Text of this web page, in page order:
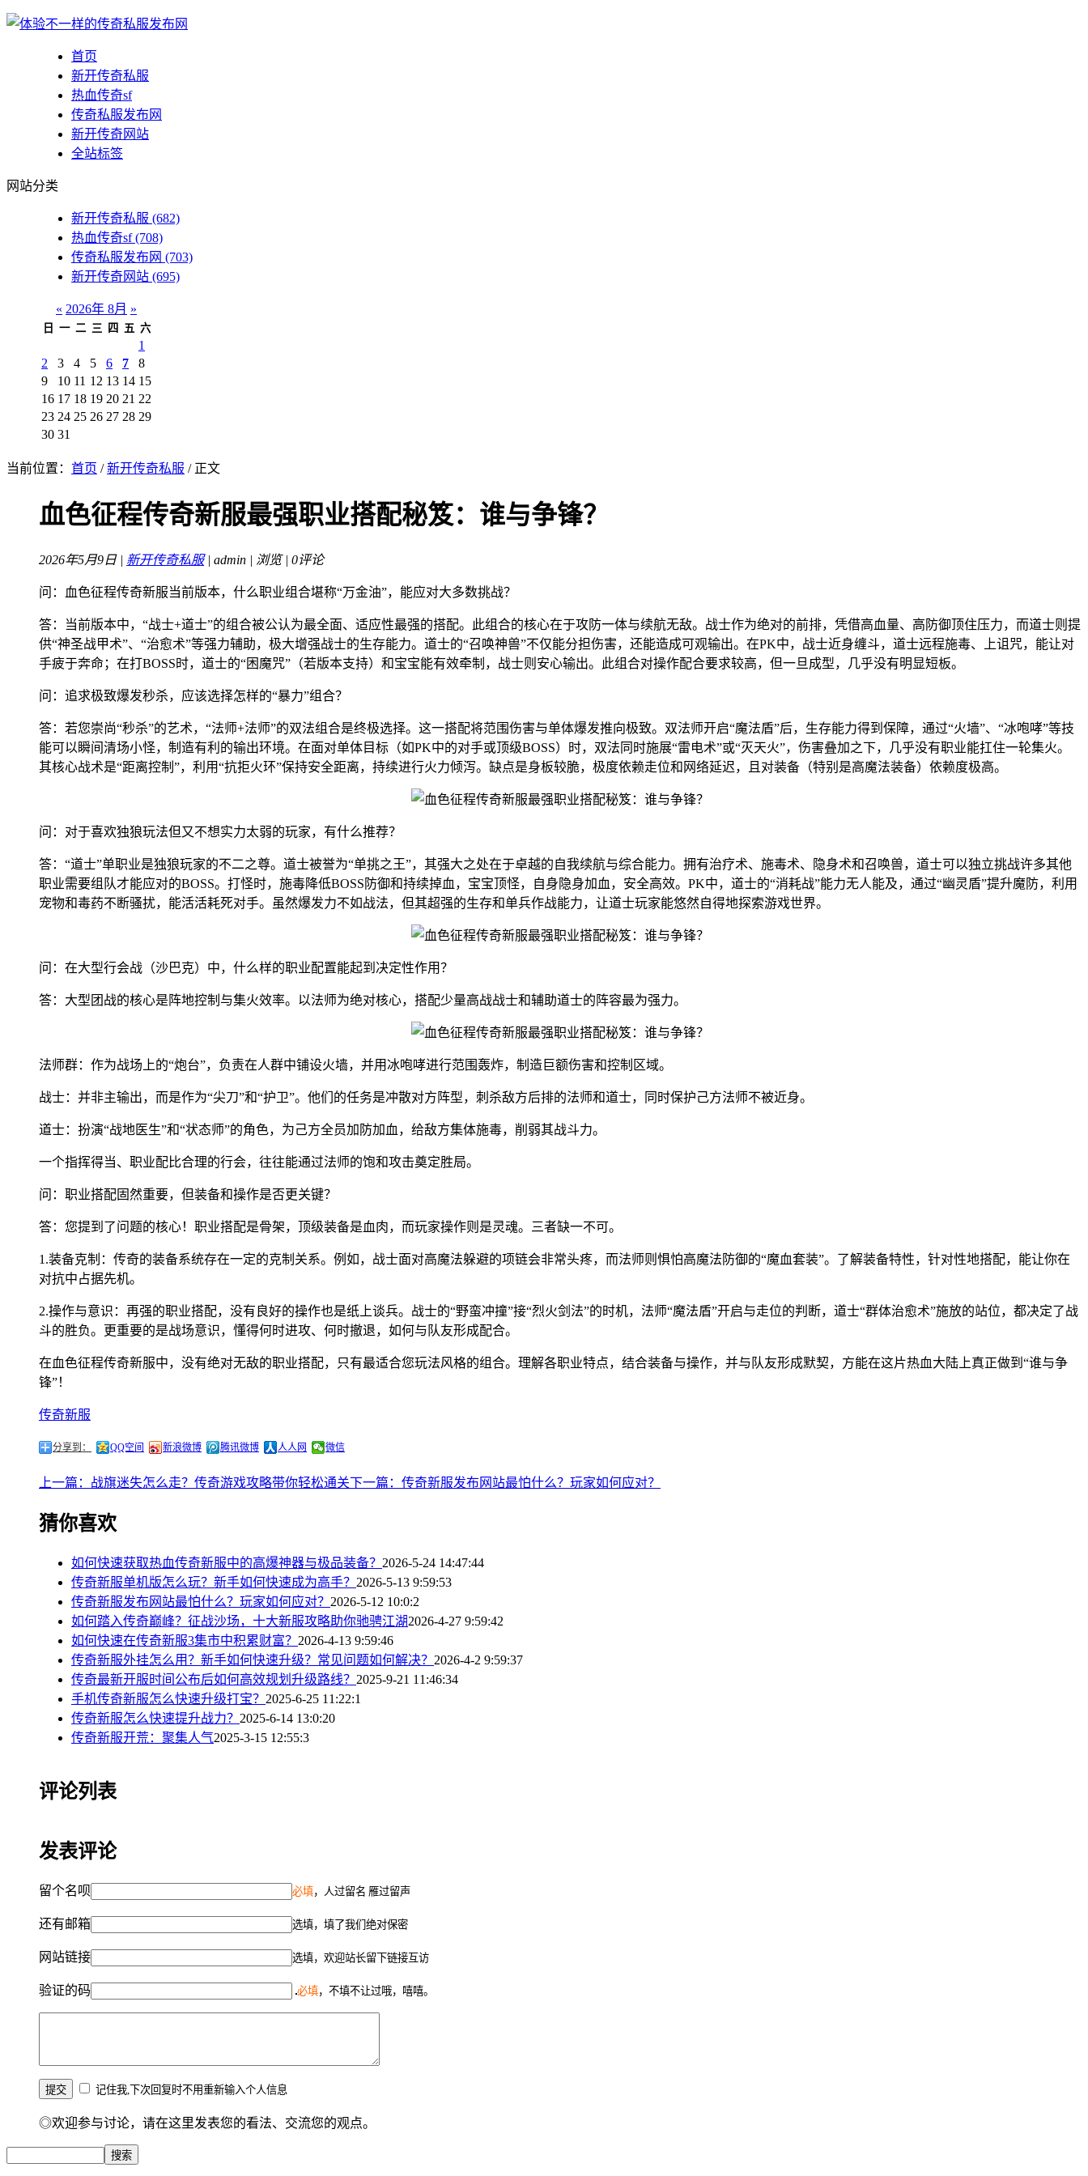
首页
新开传奇私服
热血传奇sf
传奇私服发布网
新开传奇网站
全站标签
网站分类
新开传奇私服 (682)
热血传奇sf(708)
传奇私服发布网 (703)
新开传奇网站 (695)
« 2026年 8月 »
日 一 二 三 四 五 六
1
2
3 4 5 6 7
8
9
10 11 12 13 14 15
16 17 18 19 20 21 22
23 24 25 26 27 28 29
30 31
当前位置： 首页 /新开传奇私服 / 正文
血色征程传奇新服最强职业搭配秘笈：谁与争锋？
2026年5月9日 | 新开传奇私服| admin | 浏览 | 0评论
问：血色征程传奇新服当前版本，什么职业组合堪称“万金油”，能应对大多数挑战？
答：当前版本中，“战士+道士”的组合被公认为最全面、适应性最强的搭配。此组合的核心在于攻防一体与续航无敌。战士作为绝对的前排，凭借高血量、高防御顶住压力，而道士则提
供“神圣战甲术”、“治愈术”等强力辅助，极大增强战士的生存能力。道士的“召唤神兽”不仅能分担伤害，还能造成可观输出。在PK中，战士近身缠斗，道士远程施毒、上诅咒，能让对
手疲于奔命；在打BOSS时，道士的“困魔咒”（若版本支持）和宝宝能有效牵制，战士则安心输出。此组合对操作配合要求较高，但一旦成型，几乎没有明显短板。
问：追求极致爆发秒杀，应该选择怎样的“暴力”组合？
答：若您崇尚“秒杀”的艺术，“法师+法师”的双法组合是终极选择。这一搭配将范围伤害与单体爆发推向极致。双法师开启“魔法盾”后，生存能力得到保障，通过“火墙”、“冰咆哮”等技
能可以瞬间清场小怪，制造有利的输出环境。在面对单体目标（如PK中的对手或顶级BOSS）时，双法同时施展“雷电术”或“灭天火”，伤害叠加之下，几乎没有职业能扛住一轮集火。
其核心战术是“距离控制”，利用“抗拒火环”保持安全距离，持续进行火力倾泻。缺点是身板较脆，极度依赖走位和网络延迟，且对装备（特别是高魔法装备）依赖度极高。
问：对于喜欢独狼玩法但又不想实力太弱的玩家，有什么推荐？
答：“道士”单职业是独狼玩家的不二之尊。道士被誉为“单挑之王”，其强大之处在于卓越的自我续航与综合能力。拥有治疗术、施毒术、隐身术和召唤兽，道士可以独立挑战许多其他
职业需要组队才能应对的BOSS。打怪时，施毒降低BOSS防御和持续掉血，宝宝顶怪，自身隐身加血，安全高效。PK中，道士的“消耗战”能力无人能及，通过“幽灵盾”提升魔防，利用
宠物和毒药不断骚扰，能活活耗死对手。虽然爆发力不如战法，但其超强的生存和单兵作战能力，让道士玩家能悠然自得地探索游戏世界。
问：在大型行会战（沙巴克）中，什么样的职业配置能起到决定性作用？
答：大型团战的核心是阵地控制与集火效率。以法师为绝对核心，搭配少量高战战士和辅助道士的阵容最为强力。
法师群：作为战场上的“炮台”，负责在人群中铺设火墙，并用冰咆哮进行范围轰炸，制造巨额伤害和控制区域。
战士：并非主输出，而是作为“尖刀”和“护卫”。他们的任务是冲散对方阵型，刺杀敌方后排的法师和道士，同时保护己方法师不被近身。
道士：扮演“战地医生”和“状态师”的角色，为己方全员加防加血，给敌方集体施毒，削弱其战斗力。
一个指挥得当、职业配比合理的行会，往往能通过法师的饱和攻击奠定胜局。
问：职业搭配固然重要，但装备和操作是否更关键？
答：您提到了问题的核心！职业搭配是骨架，顶级装备是血肉，而玩家操作则是灵魂。三者缺一不可。
1.装备克制：传奇的装备系统存在一定的克制关系。例如，战士面对高魔法躲避的项链会非常头疼，而法师则惧怕高魔法防御的“魔血套装”。了解装备特性，针对性地搭配，能让你在
对抗中占据先机。
2.操作与意识：再强的职业搭配，没有良好的操作也是纸上谈兵。战士的“野蛮冲撞”接“烈火剑法”的时机，法师“魔法盾”开启与走位的判断，道士“群体治愈术”施放的站位，都决定了战
斗的胜负。更重要的是战场意识，懂得何时进攻、何时撤退，如何与队友形成配合。
在血色征程传奇新服中，没有绝对无敌的职业搭配，只有最适合您玩法风格的组合。理解各职业特点，结合装备与操作，并与队友形成默契，方能在这片热血大陆上真正做到“谁与争
锋”！
传奇新服
分享到： QQ空间 新浪微博 腾讯微博 人人网 微信
上一篇：战旗迷失怎么走？传奇游戏攻略带你轻松通关下一篇：传奇新服发布网站最怕什么？玩家如何应对？
猜你喜欢
如何快速获取热血传奇新服中的高爆神器与极品装备？ 2026-5-24 14:47:44
传奇新服单机版怎么玩？新手如何快速成为高手？ 2026-5-13 9:59:53
传奇新服发布网站最怕什么？玩家如何应对？ 2026-5-12 10:0:2
如何踏入传奇巅峰？征战沙场，十大新服攻略助你驰骋江湖2026-4-27 9:59:42
如何快速在传奇新服3集市中积累财富？ 2026-4-13 9:59:46
传奇新服外挂怎么用？新手如何快速升级？常见问题如何解决？ 2026-4-2 9:59:37
传奇最新开服时间公布后如何高效规划升级路线？ 2025-9-21 11:46:34
手机传奇新服怎么快速升级打宝？ 2025-6-25 11:22:1
传奇新服怎么快速提升战力？ 2025-6-14 13:0:20
传奇新服开荒：聚集人气2025-3-15 12:55:3
评论列表
发表评论
留个名呗 必填，人过留名 雁过留声
还有邮箱 选填，填了我们绝对保密
网站链接 选填，欢迎站长留下链接互访
验证的码 必填，不填不让过哦，嘻嘻。
记住我,下次回复时不用重新输入个人信息
◎欢迎参与讨论，请在这里发表您的看法、交流您的观点。